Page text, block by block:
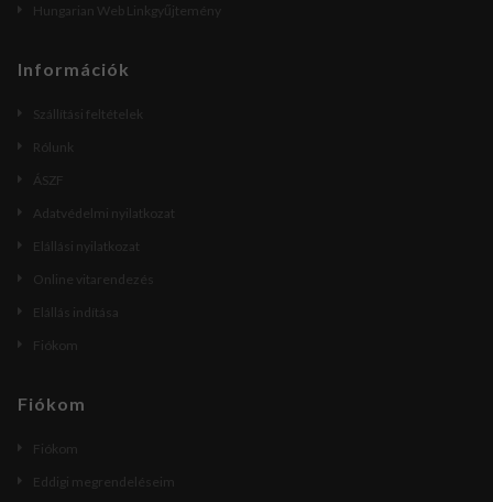
Hungarian Web Linkgyűjtemény
Információk
Szállítási feltételek
Rólunk
ÁSZF
Adatvédelmi nyilatkozat
Elállási nyilatkozat
Online vitarendezés
Elállás indítása
Fiókom
Fiókom
Fiókom
Eddigi megrendeléseim